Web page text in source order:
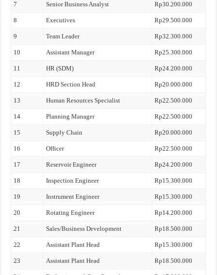
7 Senior Business Analyst Rp30.200.000
8 Executives Rp29.500.000
9 Team Leader Rp32.300.000
10 Assistant Manager Rp25.300.000
11 HR (SDM) Rp24.200.000
12 HRD Section Head Rp20.000.000
13 Human Resources Specialist Rp22.500.000
14 Planning Manager Rp22.500.000
15 Supply Chain Rp20.000.000
16 Officer Rp22.500.000
17 Reservoir Engineer Rp24.200.000
18 Inspection Engineer Rp15.300.000
19 Instrument Engineer Rp15.300.000
20 Rotating Engineer Rp14.200.000
21 Sales/Business Development Rp18.500.000
22 Assistant Plant Head Rp15.300.000
23 Assistant Plant Head Rp18.500.000